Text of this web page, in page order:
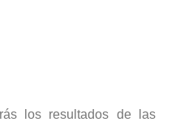
los resultados de las